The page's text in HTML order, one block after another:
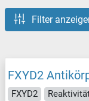
Filter
FXYD2
FXYD2